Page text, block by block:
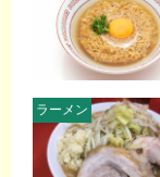
ラーメン